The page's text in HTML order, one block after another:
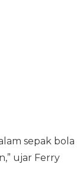
sepak bola
ujar Ferry